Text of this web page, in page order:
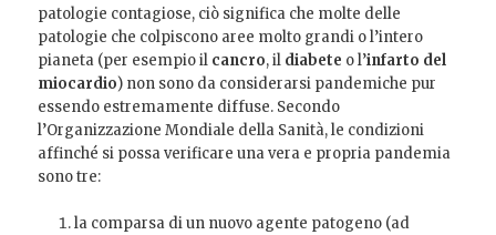
patologie contagiose, ciò significa che molte delle
patologie che colpiscono aree molto grandi o l’intero
pianeta (per esempio il cancro, il diabete o l’infarto del
miocardio) non sono da considerarsi pandemiche pur
essendo estremamente diffuse. Secondo
l’Organizzazione Mondiale della Sanità, le condizioni
affinché si possa verificare una vera e propria pandemia
sono tre:
la comparsa di un nuovo agente patogeno (ad